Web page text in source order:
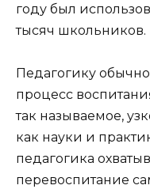
году был
тысяч школьников.
Педагогику
процесс
так называемое,
как науки и
педагогика
перевоспитание